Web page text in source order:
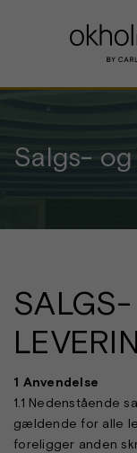
Salgs-
1 Anvendelse
1.1 Nedenstående
gældende for alle
foreligger anden